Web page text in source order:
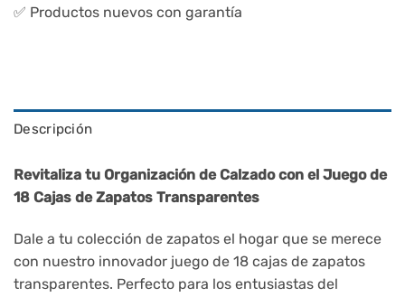
✅ Productos nuevos con garantía
Descripción
Revitaliza tu Organización de Calzado con el Juego de
18 Cajas de Zapatos Transparentes
Dale a tu colección de zapatos el hogar que se merece
con nuestro innovador juego de 18 cajas de zapatos
transparentes. Perfecto para los entusiastas del